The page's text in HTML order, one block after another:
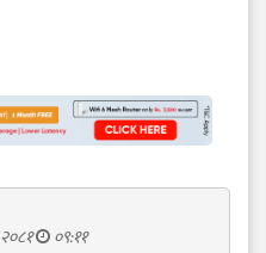
०९:११